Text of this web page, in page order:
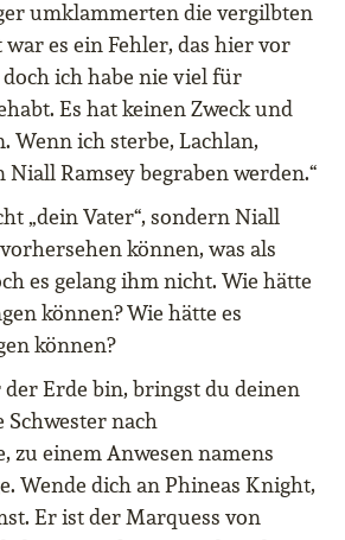
umklammerten die vergilbten
war es ein Fehler, das hier vor
ich habe nie viel für
Es hat keinen Zweck und
Wenn ich sterbe, Lachlan,
Ramsey begraben werden.“
„dein Vater“, sondern Niall
können, was als
es gelang ihm nicht. Wie hätte
können? Wie hätte es
können?
der Erde bin, bringst du deinen
nach
zu einem Anwesen namens
Wende dich an Phineas Knight,
Er ist der Marquess von